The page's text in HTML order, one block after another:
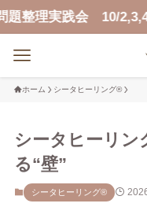
践会 10/2,3,4 Wealth
ホーム シータヒーリング®
シータヒーリン
る“壁”
シータヒーリング®